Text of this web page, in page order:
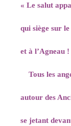
« Le salut
qui siège sur
et à l’Agneau !
Tous les
autour des
se jetant